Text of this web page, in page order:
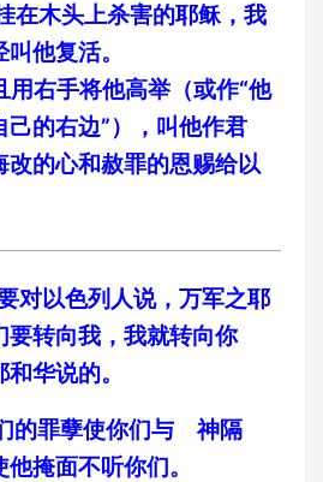
在木头上杀害的耶稣，我
他复活。
右手将他高举（或作“他
的右边”），叫他作君
改的心和赦罪的恩赐给以
对以色列人说，万军之耶
要转向我，我就转向你
华说的。
的罪孽使你们与 神隔
掩面不听你们。